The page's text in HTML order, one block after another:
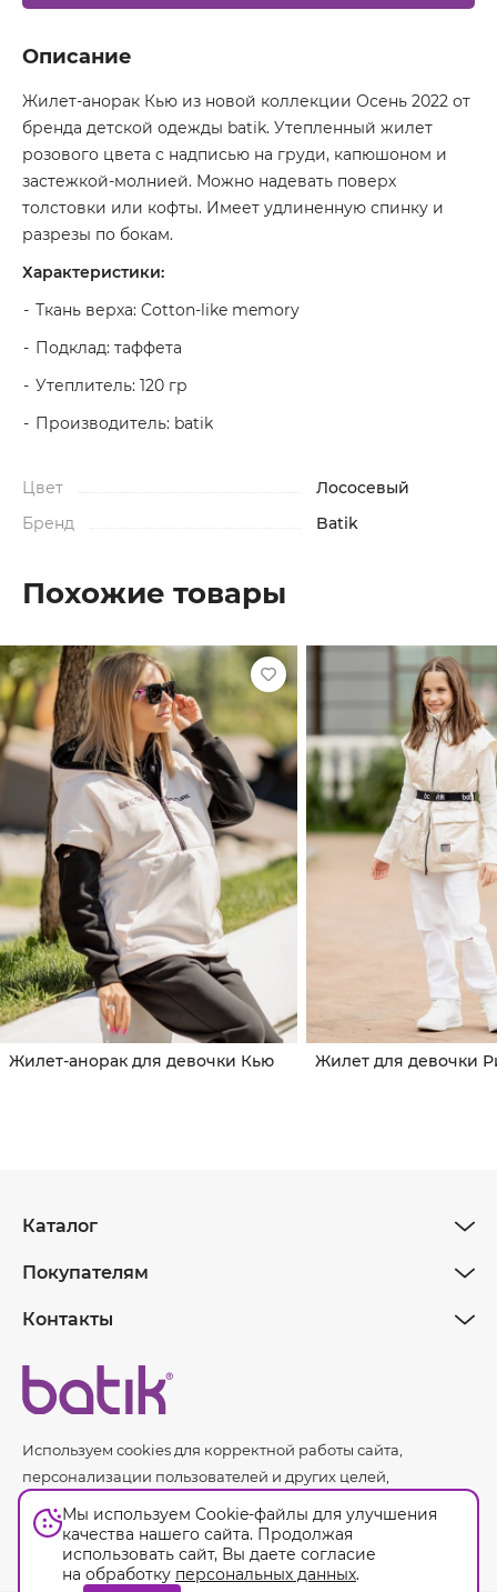
Описание
Жилет-анорак Кью из новой коллекции Осень 2022 от
бренда детской одежды batik. Утепленный жилет
розового цвета с надписью на груди, капюшоном и
застежкой-молнией. Можно надевать поверх
толстовки или кофты. Имеет удлиненную спинку и
разрезы по бокам.
Характеристики:
Ткань верха: Cotton-like memory
Подклад: таффета
Утеплитель: 120 гр
Производитель: batik
Цвет
Лососевый
Бренд
Batik
Похожие товары
Жилет-анорак для девочки Кью Жилет для девочки
Используем cookies для корректной работы сайта,
персонализации пользователей и других целей,
данных.
Каталог
Покупателям
Контакты
Оферта
Мы используем Cookie-файлы для улучшения
качества нашего сайта. Продолжая
использовать сайт, Вы даете согласие
на обработку персональных данных.